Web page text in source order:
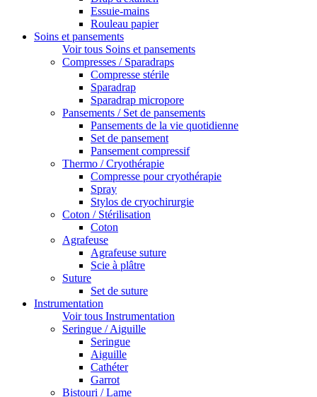
Essuie-mains
Rouleau papier
Soins et pansements
Voir tous Soins et pansements
Compresses / Sparadraps
Compresse stérile
Sparadrap
Sparadrap micropore
Pansements / Set de pansements
Pansements de la vie quotidienne
Set de pansement
Pansement compressif
Thermo / Cryothérapie
Compresse pour cryothérapie
Spray
Stylos de cryochirurgie
Coton / Stérilisation
Coton
Agrafeuse
Agrafeuse suture
Scie à plâtre
Suture
Set de suture
Instrumentation
Voir tous Instrumentation
Seringue / Aiguille
Seringue
Aiguille
Cathéter
Garrot
Bistouri / Lame